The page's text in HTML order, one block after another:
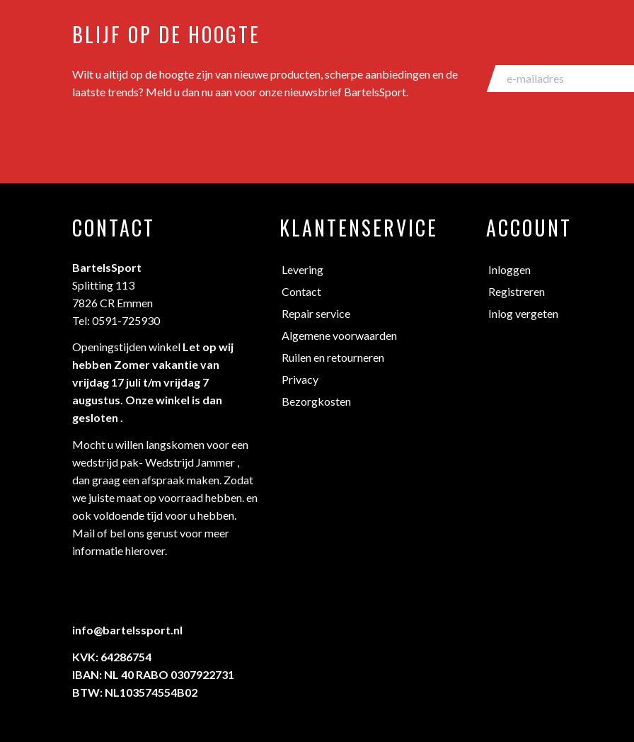
BLIJF OP DE HOOGTE
Wilt u altijd op de hoogte zijn van nieuwe producten, scherpe aanbiedingen en de
laatste trends? Meld u dan nu aan voor onze nieuwsbrief BartelsSport.
CONTACT
BartelsSport
Splitting 113
7826 CR Emmen
Tel: 0591-725930
Openingstijden winkel Let op wij
hebben Zomer vakantie van
vrijdag 17 juli t/m vrijdag 7
augustus. Onze winkel is dan
gesloten .
Mocht u willen langskomen voor een
wedstrijd pak- Wedstrijd Jammer ,
dan graag een afspraak maken. Zodat
we juiste maat op voorraad hebben. en
ook voldoende tijd voor u hebben.
Mail of bel ons gerust voor meer
informatie hierover.
info@bartelssport.nl
KVK: 64286754
IBAN: NL 40 RABO 0307922731
BTW: NL103574554B02
KLANTENSERVICE
Levering
Contact
Repair service
Algemene voorwaarden
Ruilen en retourneren
Privacy
Bezorgkosten
ACCOUNT
Inloggen
Registreren
Inlog vergeten